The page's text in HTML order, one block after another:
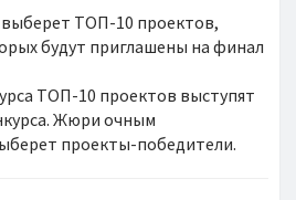
ТОП-10 проектов,
будут приглашены на финал
ТОП-10 проектов выступят
Жюри очным
проекты-победители.